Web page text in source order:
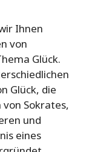
Ihnen
von
Glück.
Glück, die
von Sokrates,
und
eines